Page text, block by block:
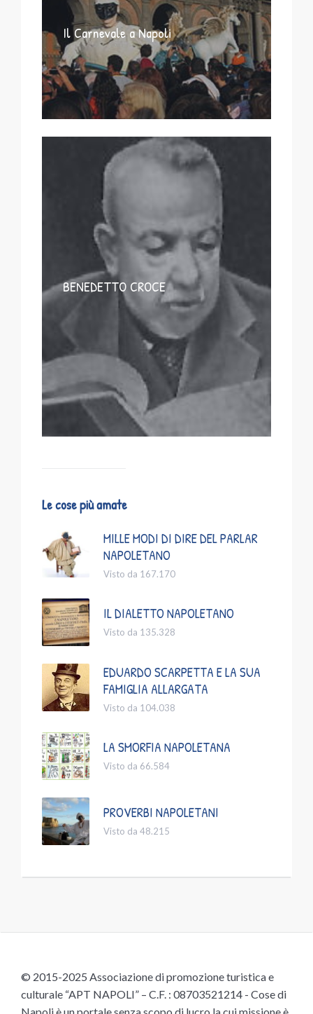
Il Carnevale a Napoli
BENEDETTO CROCE
Le cose più amate
MILLE MODI DI DIRE DEL PARLAR
NAPOLETANO
Visto da 167.170
IL DIALETTO NAPOLETANO
Visto da 135.328
EDUARDO SCARPETTA E LA SUA
FAMIGLIA ALLARGATA
Visto da 104.038
LA SMORFIA NAPOLETANA
Visto da 66.584
PROVERBI NAPOLETANI
Visto da 48.215
© 2015-2025 Associazione di promozione turistica e
culturale “APT NAPOLI” – C.F. : 08703521214 - Cose di